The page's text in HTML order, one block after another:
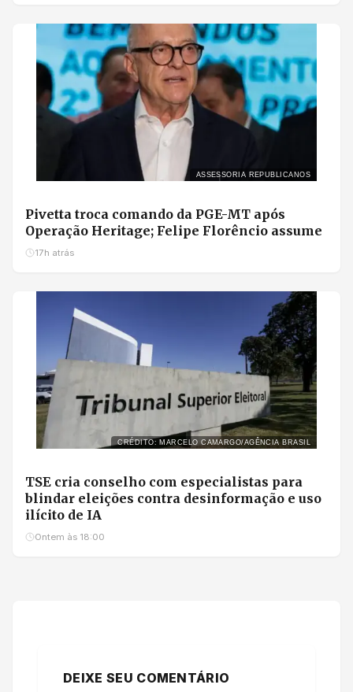
ASSESSORIA REPUBLICANOS
Pivetta troca comando da PGE-MT após
Operação Heritage; Felipe Florêncio assume
17h atrás
CRÉDITO: MARCELO CAMARGO/AGÊNCIA BRASIL
TSE cria conselho com especialistas para
blindar eleições contra desinformação e uso
ilícito de IA
Ontem às 18:00
DEIXE SEU COMENTÁRIO